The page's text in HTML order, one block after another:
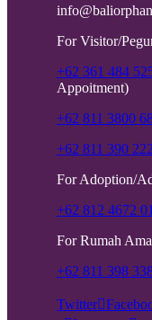
For Visitor/
+62 361 484
Appoitment)
+62 811 3800
+62 811 390
For Adoption/
+62 812 4672
For Rumah
+62 811 398
Twitter